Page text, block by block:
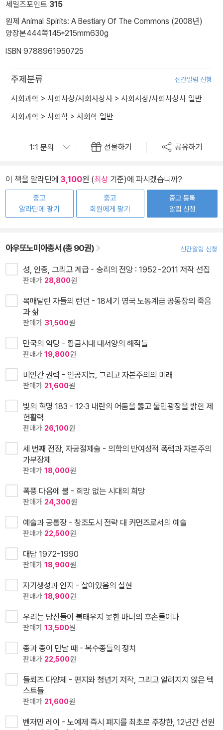
세일즈포인트 315
원제 Animal Spirits: A Bestiary Of The Commons (2008년)
양장본444쪽145*215mm630g
ISBN 9788961950725
주제분류 신간알림 신청
사회과학 > 사회사상/사회사상사 > 사회사상/사회사상사 일반
사회과학 > 사회학 > 사회학 일반
선물하기 공유하기
이 책을 알라딘에 3,100원 (최상기준)에 파시겠습니까?
중고
알라딘에 팔기
중고
회원에게 팔기
중고 등록
알림 신청
아우또노미아총서 (총 90권) 신간알림 신청
성, 인종, 그리고 계급 - 승리의 전망 : 1952~2011 저작 선집
판매가 28,800원
목매달린 자들의 런던 - 18세기 영국 노동계급 공통장의 죽음
과 삶
판매가 31,500원
만국의 악당 - 황금시대 대서양의 해적들
판매가 19,800원
비인간 권력 - 인공지능, 그리고 자본주의의 미래
판매가 21,600원
빛의 혁명 183 - 12·3 내란의 어둠을 뚫고 물민광장을 밝힌 제
헌활력
판매가 26,100원
세 번째 전장, 자궁절제술 - 의학의 반여성적 폭력과 자본주의
가부장제
판매가 18,000원
폭풍 다음에 불 - 희망 없는 시대의 희망
판매가 24,300원
예술과 공통장 - 창조도시 전략 대 커먼즈로서의 예술
판매가 22,500원
대담 1972-1990
판매가 18,900원
자기생성과 인지 - 살아있음의 실현
판매가 18,900원
우리는 당신들이 불태우지 못한 마녀의 후손들이다
판매가 13,500원
종과 종이 만날 때 - 복수종들의 정치
판매가 22,500원
들뢰즈 다양체 - 편지와 청년기 저작, 그리고 알려지지 않은 텍
스트들
판매가 21,600원
벤저민 레이 - 노예제 즉시 폐지를 최초로 주창한, 12년간 선원